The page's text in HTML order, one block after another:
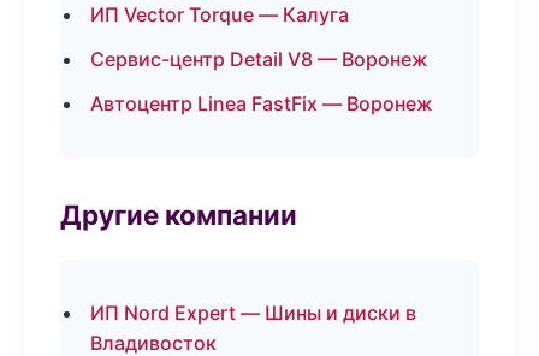
ИП Vector Torque — Калуга
Сервис-центр Detail V8 — Воронеж
Автоцентр Linea FastFix — Воронеж
Другие компании
ИП Nord Expert — Шины и диски в
Владивосток